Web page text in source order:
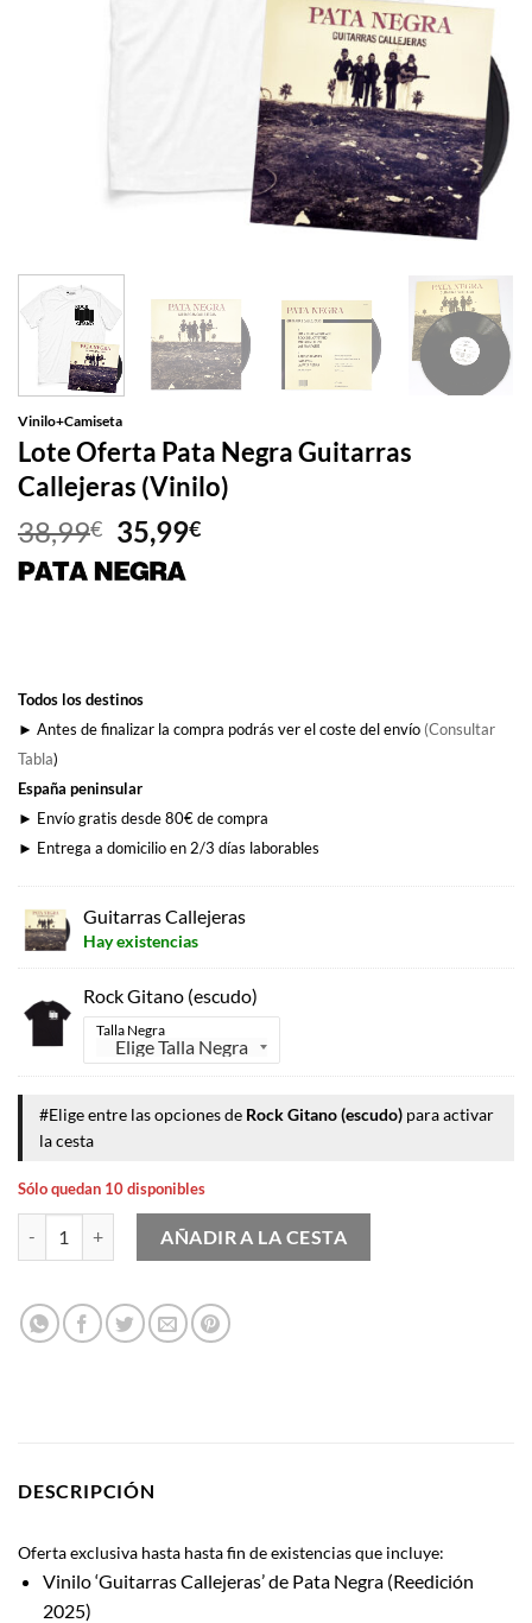
Vinilo+Camiseta
Lote Oferta Pata Negra Guitarras
Callejeras (Vinilo)
38,99€ El
precio
original
35,99€El
Todos los destinos
► Antes de finalizar la compra podrás ver el coste del envío (Consultar
Tabla)
España peninsular
► Envío gratis desde 80€ de compra
► Entrega a domicilio en 2/3 días laborables
Guitarras Callejeras
Hay existencias
Rock Gitano (escudo)
Talla Negra
#Elige entre las opciones de Rock Gitano (escudo) para activar
la cesta
Sólo quedan 10 disponibles
Lote Oferta Pata Negra Guitarras Callejeras (Vinilo) cantidad
AÑADIR A LA CESTA
DESCRIPCIÓN
Oferta exclusiva hasta hasta fin de existencias que incluye:
Vinilo ‘Guitarras Callejeras’ de Pata Negra (Reedición
2025)